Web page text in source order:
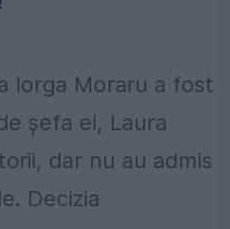
Iorga Moraru a fost
șefa ei, Laura
dar nu au admis
Decizia